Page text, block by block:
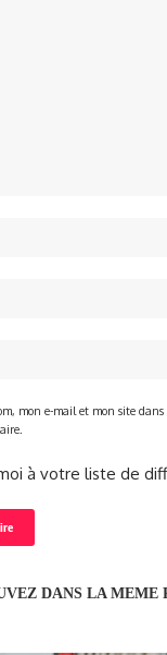
mon e-mail et mon site
à votre liste de
DANS LA MEME